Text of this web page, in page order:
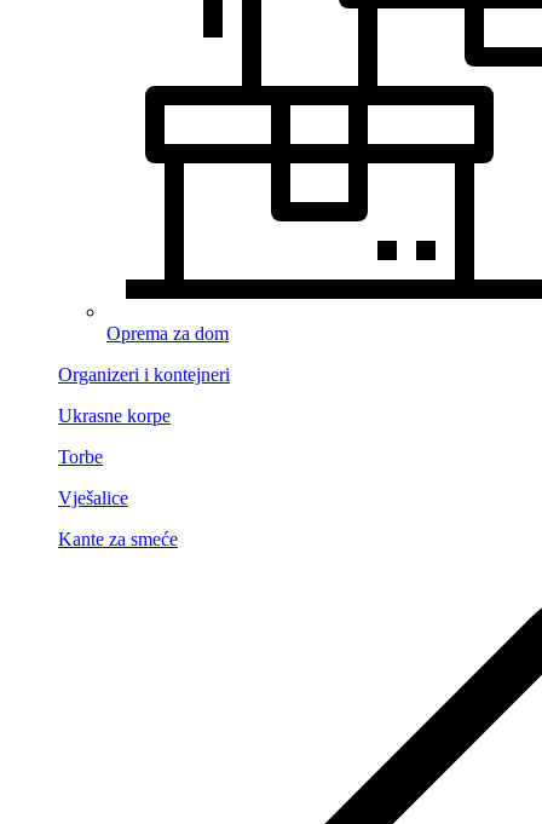
Oprema za dom
Organizeri i kontejneri
Ukrasne korpe
Torbe
Vješalice
Kante za smeće